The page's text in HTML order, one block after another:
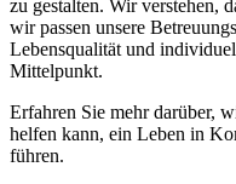
zu gestalten. Wir verstehen,
wir passen unsere
Lebensqualität und
Mittelpunkt.
Erfahren Sie mehr darüber,
helfen kann, ein Leben in
führen.